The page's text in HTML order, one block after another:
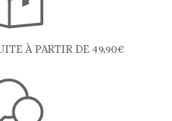
À PARTIR DE 49,90€